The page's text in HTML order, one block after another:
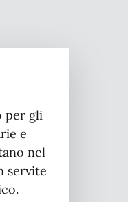
per gli
e
nel
servite